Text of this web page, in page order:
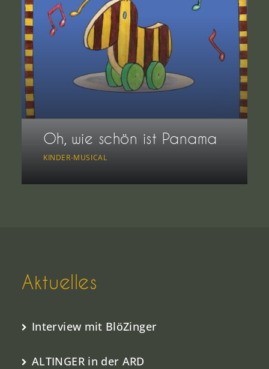
Oh, wie schön ist Panama
KINDER-MUSICAL
Aktuelles
Interview mit BlöZinger
ALTINGER in der ARD